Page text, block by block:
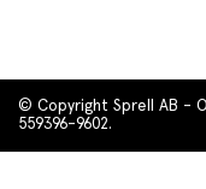
© Copyright Sprell AB -
559396-9602.